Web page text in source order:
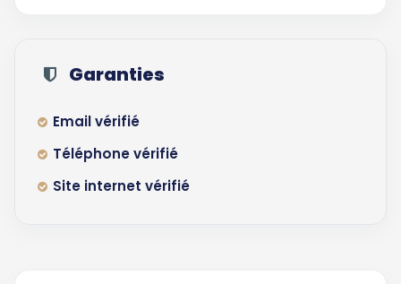
Garanties
Email vérifié
Téléphone vérifié
Site internet vérifié